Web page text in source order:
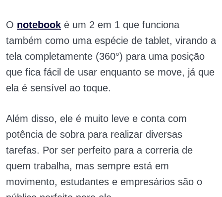
O notebook é um 2 em 1 que funciona
também como uma espécie de tablet, virando a
tela completamente (360°) para uma posição
que fica fácil de usar enquanto se move, já que
ela é sensível ao toque.
Além disso, ele é muito leve e conta com
potência de sobra para realizar diversas
tarefas. Por ser perfeito para a correria de
quem trabalha, mas sempre está em
movimento, estudantes e empresários são o